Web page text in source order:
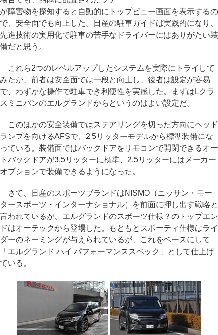
が障害物を探知すると自動的にトップビュー画面を表示するの
で、安全面でも向上した。日産の駐車ガイドは実践的になり、
先進技術の実用化で駐車の苦手なドライバーにはありがたい装
備だと思う。
これら2つのレベルアップしたシステムを実際にトライして
みたが、前者は安全面では一段と向上し、後者は設定が容易
で、わずかな操作で駐車でき利便性を実感した。まずはLクラ
スミニバンのエルグランドからというのはよい設定だ。
このほかの安全装備ではステアリングを切った方向にヘッド
ランプを向けるAFSで、2.5リッターモデルから標準装備にな
っている。装備面ではバックドアをリモコンで開閉できるオー
トバックドアが3.5リッターに標準、2.5リッターにはメーカー
オプションで装備できるようになった。
さて、日産のスポーツブランドはNISMO（ニッサン・モー
タースポーツ・インターナショナル）を前面に押し出す戦略と
言われているが、エルグランドのスポーツ仕様？のトップエン
ドはオーテックから登場した。もともとスポーティ仕様はライ
ダーのネーミングが与えられているが、これをベースにして
「エルグランド ハイ パフォーマンススペック」として仕上げ
ている。